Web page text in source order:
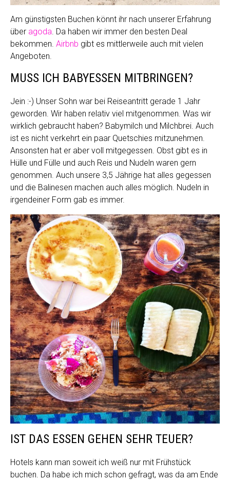
Am günstigsten Buchen könnt ihr nach unserer Erfahrung
über agoda. Da haben wir immer den besten Deal
bekommen. Airbnb gibt es mittlerweile auch mit vielen
Angeboten.
MUSS ICH BABYESSEN MITBRINGEN?
Jein :-) Unser Sohn war bei Reiseantritt gerade 1 Jahr
geworden. Wir haben relativ viel mitgenommen. Was wir
wirklich gebraucht haben? Babymilch und Milchbrei. Auch
ist es nicht verkehrt ein paar Quetschies mitzunehmen.
Ansonsten hat er aber voll mitgegessen. Obst gibt es in
Hülle und Fülle und auch Reis und Nudeln waren gern
genommen. Auch unsere 3,5 Jährige hat alles gegessen
und die Balinesen machen auch alles möglich. Nudeln in
irgendeiner Form gab es immer.
IST DAS ESSEN GEHEN SEHR TEUER?
Hotels kann man soweit ich weiß nur mit Frühstück
buchen. Da habe ich mich schon gefragt, was da am Ende